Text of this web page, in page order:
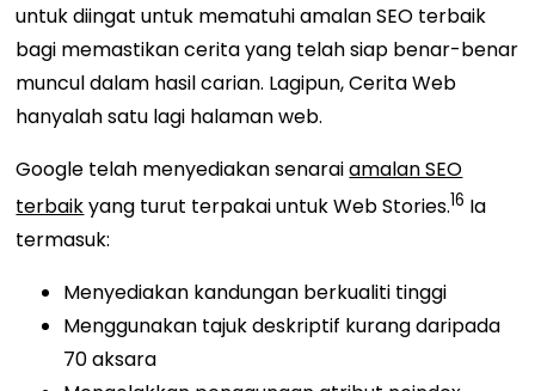
untuk diingat untuk mematuhi amalan SEO terbaik
bagi memastikan cerita yang telah siap benar-benar
muncul dalam hasil carian. Lagipun, Cerita Web
hanyalah satu lagi halaman web.
Google telah menyediakan senaraiamalan SEO
terbaikyang turut terpakai untuk Web Stories.16 Ia
termasuk:
Menyediakan kandungan berkualiti tinggi
Menggunakan tajuk deskriptif kurang daripada
70 aksara